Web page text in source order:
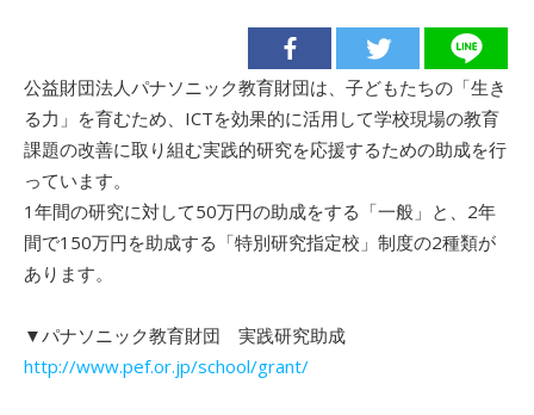
公益財団法人パナソニック教育財団は、子どもたちの「生き
る力」を育むため、ICTを効果的に活用して学校現場の教育
課題の改善に取り組む実践的研究を応援するための助成を行
っています。
1年間の研究に対して50万円の助成をする「一般」と、2年
間で150万円を助成する「特別研究指定校」制度の2種類が
あります。
▼パナソニック教育財団 実践研究助成
http://www.pef.or.jp/school/grant/